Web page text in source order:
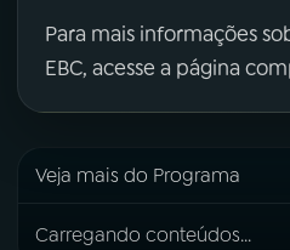
Para mais informações
EBC, acesse a página
Veja mais do Programa
Carregando conteúdos...